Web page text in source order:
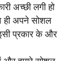
अच्छी लगी हो
अपने सोशल
प्रकार के और